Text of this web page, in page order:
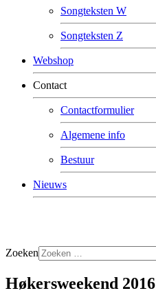
Songteksten W
Songteksten Z
Webshop
Contact
Contactformulier
Algemene info
Bestuur
Nieuws
Zoeken
Høkersweekend 2016